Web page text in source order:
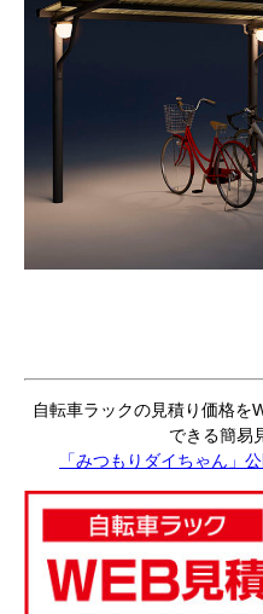
自転車ラックの見積り価格を
できる簡易
「みつもりダイちゃん」